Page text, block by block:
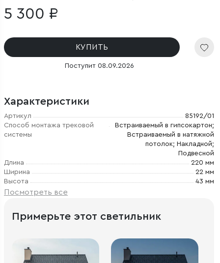
5 300 ₽
КУПИТЬ
Поступит 08.09.2026
Характеристики
Артикул
85192/01
Способ монтажа трековой
системы
Встраиваемый в гипсокартон;
Встраиваемый в натяжной
потолок; Накладной;
Подвесной
Длина
220 мм
Ширина
22 мм
Высота
43 мм
Посмотреть все
Примерьте этот светильник